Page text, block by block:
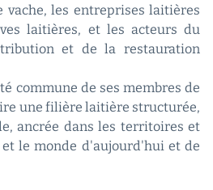
les entreprises laitières
laitières, et les acteurs du
et de la restauration
commune de ses membres de
une filière laitière structurée,
ancrée dans les territoires et
le monde d'aujourd'hui et de